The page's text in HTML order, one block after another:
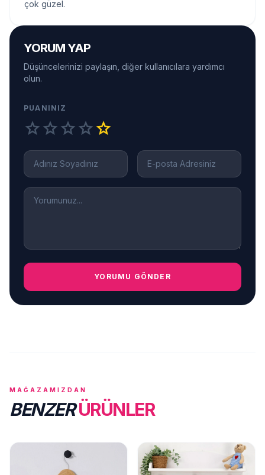
çok güzel.
YORUM YAP
Düşüncelerinizi paylaşın, diğer kullanıcılara yardımcı
olun.
PUANINIZ
starstarstarstarstar
YORUMU GÖNDER
MAĞAZAMIZDAN
BENZERÜRÜNLER